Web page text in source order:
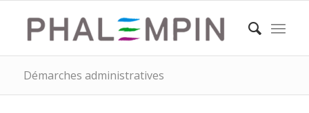
Démarches administratives